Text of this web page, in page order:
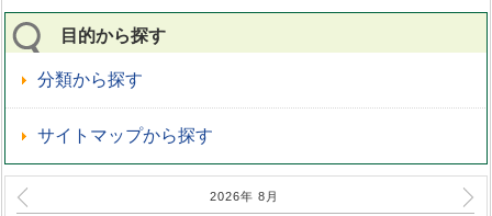
目的から探す
分類から探す
サイトマップから探す
2026年 8 月